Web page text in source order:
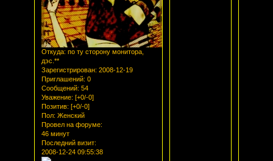
Откуда: по ту сторону монитора,
дэс.**
Зарегистрирован: 2008-12-19
Приглашений: 0
Сообщений: 54
Уважение: [+0/-0]
Позитив: [+0/-0]
Пол: Женский
Провел на форуме:
46 минут
Последний визит:
2008-12-24 09:55:38